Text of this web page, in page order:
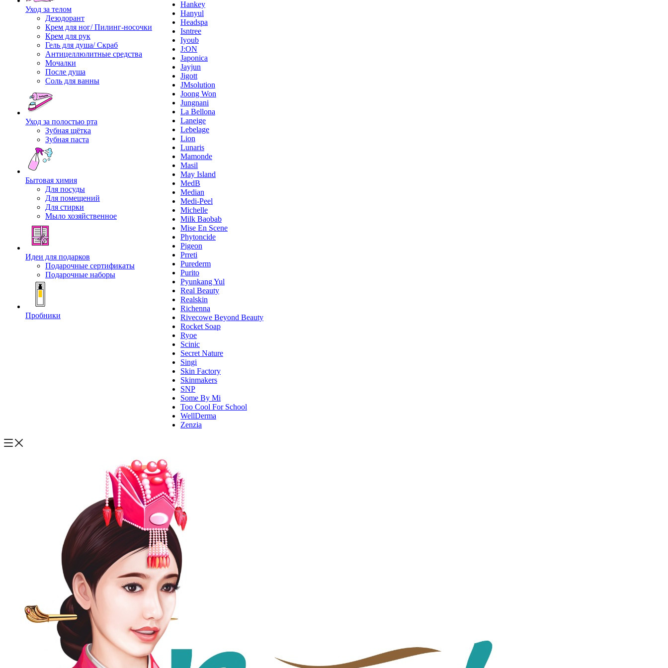
Уход за телом
Дезодорант
Крем для ног/ Пилинг-носочки
Крем для рук
Гель для душа/ Скраб
Антицеллюлитные средства
Мочалки
После душа
Соль для ванны
Уход за полостью рта
Зубная щётка
Зубная паста
Бытовая химия
Для посуды
Для помещений
Для стирки
Мыло хозяйственное
Идеи для подарков
Подарочные сертификаты
Подарочные наборы
Пробники
Hankey
Hanyul
Headspa
Isntree
Iyoub
J:ON
Japonica
Jayjun
Jigott
JMsolution
Joong Won
Jungnani
La Bellona
Laneige
Lebelage
Lion
Lunaris
Mamonde
Masil
May Island
MedB
Median
Medi-Peel
Michelle
Milk Baobab
Mise En Scene
Phytoncide
Pigeon
Prreti
Purederm
Purito
Pyunkang Yul
Real Beauty
Realskin
Richenna
Rivecowe Beyond Beauty
Rocket Soap
Ryoe
Scinic
Secret Nature
Singi
Skin Factory
Skinmakers
SNP
Some By Mi
Too Cool For School
WellDerma
Zenzia